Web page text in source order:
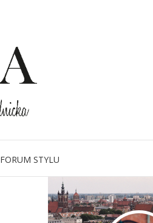
FORUM STYLU